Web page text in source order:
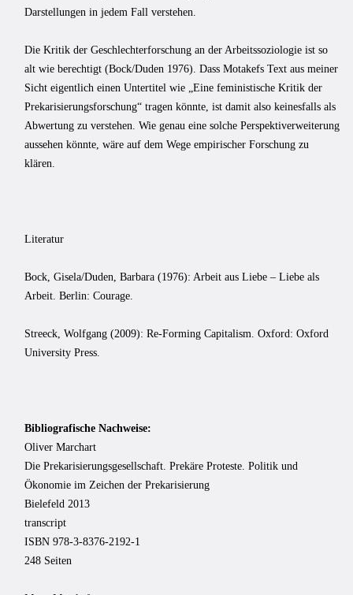
Darstellungen in jedem Fall verstehen.
Die Kritik der Geschlechterforschung an der Arbeitssoziologie ist so
alt wie berechtigt (Bock/Duden 1976). Dass Motakefs Text aus meiner
Sicht eigentlich einen Untertitel wie „Eine feministische Kritik der
Prekarisierungsforschung“ tragen könnte, ist damit also keinesfalls als
Abwertung zu verstehen. Wie genau eine solche Perspektiverweiterung
aussehen könnte, wäre auf dem Wege empirischer Forschung zu
klären.
Literatur
Bock, Gisela/Duden, Barbara (1976): Arbeit aus Liebe – Liebe als
Arbeit. Berlin: Courage.
Streeck, Wolfgang (2009): Re-Forming Capitalism. Oxford: Oxford
University Press.
Bibliografische Nachweise:
Oliver Marchart
Die Prekarisierungsgesellschaft. Prekäre Proteste. Politik und
Ökonomie im Zeichen der Prekarisierung
Bielefeld 2013
transcript
ISBN 978-3-8376-2192-1
248 Seiten